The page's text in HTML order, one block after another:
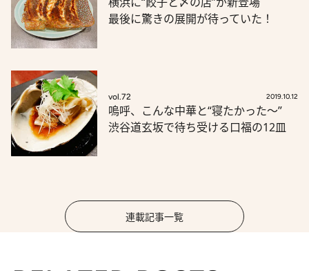
最後に驚きの展開が待っていた！
vol.72 2019.10.12
嗚呼、こんな中華と“寝たかった～”
渋谷道玄坂で待ち受ける口福の12皿
連載記事一覧